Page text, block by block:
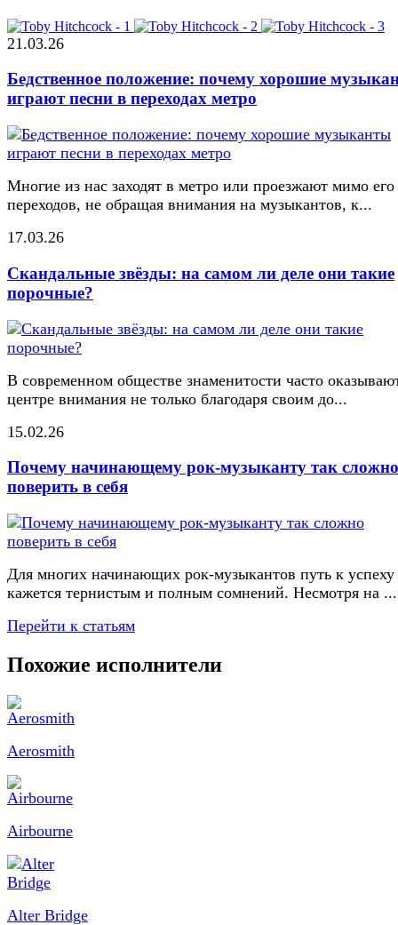
21.03.26
Бедственное положение: почему хорошие
играют песни в переходах метро
Многие из нас заходят в метро или проезжают мимо его
переходов, не обращая внимания на музыкантов, к...
17.03.26
Скандальные звёзды: на самом ли деле они такие
порочные?
В современном обществе знаменитости часто
центре внимания не только благодаря своим до...
15.02.26
Почему начинающему рок-музыканту так сложно
поверить в себя
Для многих начинающих рок-музыкантов путь к успеху
кажется тернистым и полным сомнений. Несмотря на ...
Перейти к статьям
Похожие исполнители
Aerosmith
Airbourne
Alter Bridge